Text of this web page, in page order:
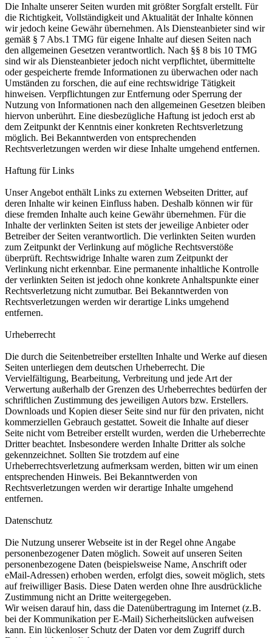
Die Inhalte unserer Seiten wurden mit größter Sorgfalt erstellt. Für
die Richtigkeit, Vollständigkeit und Aktualität der Inhalte können
wir jedoch keine Gewähr übernehmen. Als Diensteanbieter sind wir
gemäß § 7 Abs.1 TMG für eigene Inhalte auf diesen Seiten nach
den allgemeinen Gesetzen verantwortlich. Nach §§ 8 bis 10 TMG
sind wir als Diensteanbieter jedoch nicht verpflichtet, übermittelte
oder gespeicherte fremde Informationen zu überwachen oder nach
Umständen zu forschen, die auf eine rechtswidrige Tätigkeit
hinweisen. Verpflichtungen zur Entfernung oder Sperrung der
Nutzung von Informationen nach den allgemeinen Gesetzen bleiben
hiervon unberührt. Eine diesbezügliche Haftung ist jedoch erst ab
dem Zeitpunkt der Kenntnis einer konkreten Rechtsverletzung
möglich. Bei Bekanntwerden von entsprechenden
Rechtsverletzungen werden wir diese Inhalte umgehend entfernen.
Haftung für Links
Unser Angebot enthält Links zu externen Webseiten Dritter, auf
deren Inhalte wir keinen Einfluss haben. Deshalb können wir für
diese fremden Inhalte auch keine Gewähr übernehmen. Für die
Inhalte der verlinkten Seiten ist stets der jeweilige Anbieter oder
Betreiber der Seiten verantwortlich. Die verlinkten Seiten wurden
zum Zeitpunkt der Verlinkung auf mögliche Rechtsverstöße
überprüft. Rechtswidrige Inhalte waren zum Zeitpunkt der
Verlinkung nicht erkennbar. Eine permanente inhaltliche Kontrolle
der verlinkten Seiten ist jedoch ohne konkrete Anhaltspunkte einer
Rechtsverletzung nicht zumutbar. Bei Bekanntwerden von
Rechtsverletzungen werden wir derartige Links umgehend
entfernen.
Urheberrecht
Die durch die Seitenbetreiber erstellten Inhalte und Werke auf diesen
Seiten unterliegen dem deutschen Urheberrecht. Die
Vervielfältigung, Bearbeitung, Verbreitung und jede Art der
Verwertung außerhalb der Grenzen des Urheberrechtes bedürfen der
schriftlichen Zustimmung des jeweiligen Autors bzw. Erstellers.
Downloads und Kopien dieser Seite sind nur für den privaten, nicht
kommerziellen Gebrauch gestattet. Soweit die Inhalte auf dieser
Seite nicht vom Betreiber erstellt wurden, werden die Urheberrechte
Dritter beachtet. Insbesondere werden Inhalte Dritter als solche
gekennzeichnet. Sollten Sie trotzdem auf eine
Urheberrechtsverletzung aufmerksam werden, bitten wir um einen
entsprechenden Hinweis. Bei Bekanntwerden von
Rechtsverletzungen werden wir derartige Inhalte umgehend
entfernen.
Datenschutz
Die Nutzung unserer Webseite ist in der Regel ohne Angabe
personenbezogener Daten möglich. Soweit auf unseren Seiten
personenbezogene Daten (beispielsweise Name, Anschrift oder
eMail-Adressen) erhoben werden, erfolgt dies, soweit möglich, stets
auf freiwilliger Basis. Diese Daten werden ohne Ihre ausdrückliche
Zustimmung nicht an Dritte weitergegeben.
Wir weisen darauf hin, dass die Datenübertragung im Internet (z.B.
bei der Kommunikation per E-Mail) Sicherheitslücken aufweisen
kann. Ein lückenloser Schutz der Daten vor dem Zugriff durch